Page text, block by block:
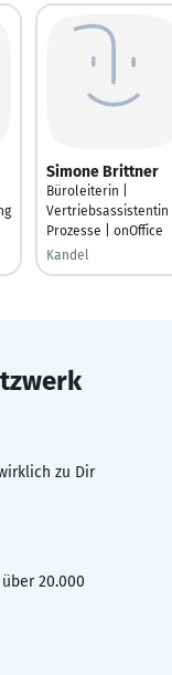
Simone Brittner
Büroleiterin |
Prozesse | onOffice
Kandel
zu Dir
20.000